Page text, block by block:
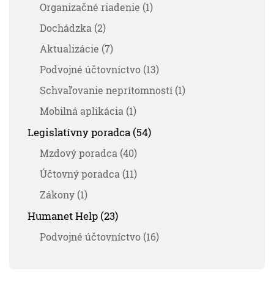
Organizačné riadenie (1)
Dochádzka (2)
Aktualizácie (7)
Podvojné účtovníctvo (13)
Schvaľovanie neprítomností (1)
Mobilná aplikácia (1)
Legislatívny poradca (54)
Mzdový poradca (40)
Účtovný poradca (11)
Zákony (1)
Humanet Help (23)
Podvojné účtovníctvo (16)